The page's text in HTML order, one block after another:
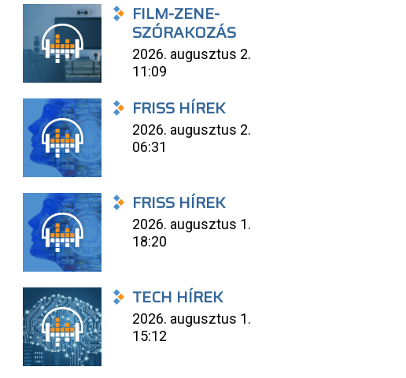
FILM-ZENE-
SZÓRAKOZÁS
2026. augusztus 2.
11:09
FRISS HÍREK
2026. augusztus 2.
06:31
FRISS HÍREK
2026. augusztus 1.
18:20
TECH HÍREK
2026. augusztus 1.
15:12